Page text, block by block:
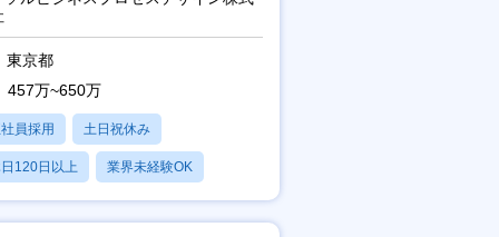
】
東京都
457万~650万
員採用 土日祝休み
120日以上 業界未経験OK
・育休あり